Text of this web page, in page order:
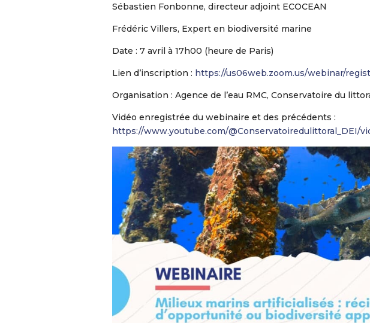
Sébastien Fonbonne, directeur adjoint ECOCEAN
Frédéric Villers, Expert en biodiversité marine
Date : 7 avril à 17h00 (heure de Paris)
Lien d’inscription : https://us06web.zoom.us/webinar/
Organisation : Agence de l’eau RMC, Conservatoire du
Vidéo enregistrée du webinaire et des précédents :
https://www.youtube.com/@Conservatoiredulittoral_DEI/